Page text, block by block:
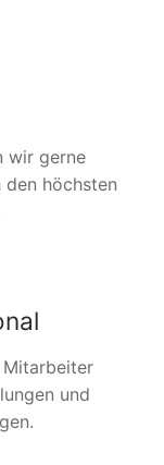
wir gerne
höchsten
und